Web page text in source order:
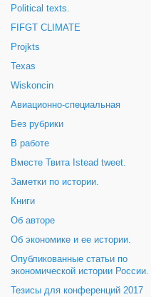
Political texts.
FIFGT CLIMATE
Projkts
Texas
Wiskoncin
Авиационно-специальная
Без рубрики
В работе
Вместе Твита Istead tweet.
Заметки по истории.
Книги
Об авторе
Об экономике и ее истории.
Опубликованные статьи по
экономической истории России.
Тезисы для конференций 2017